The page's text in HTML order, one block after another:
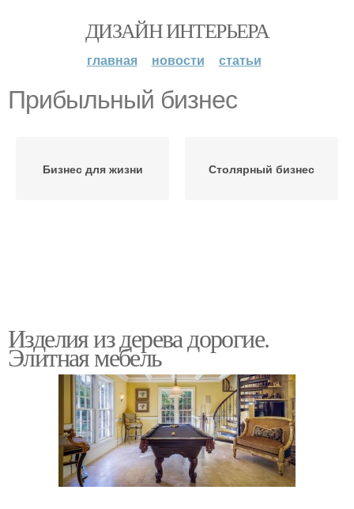
ДИЗАЙН ИНТЕРЬЕРА
главная новости статьи
Прибыльный бизнес
Бизнес для жизни Столярный бизнес
Изделия из дерева дорогие.
Элитная мебель